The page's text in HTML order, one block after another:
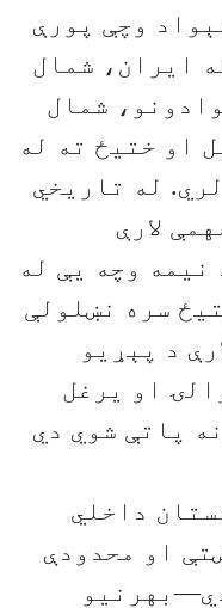
وچې پورې
ایران، شمال
شمال
او ختیځ ته له
له تاریخي
لارې
نیمه وچه یې له
سره نښلولې
د پېړیو
او یرغل
پاتې شوي دي
داخلي
او محدودې